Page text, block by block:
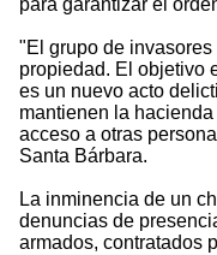
para garantizar el
"El grupo de
propiedad. El objetivo
es un nuevo acto
mantienen la
acceso a otras
Santa Bárbara.
La inminencia de un
denuncias de
armados, contratados